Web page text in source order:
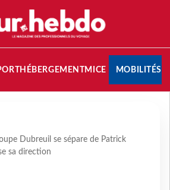
HÉBERGEMENTMICE MOBILITÉS
Dubreuil se sépare de Patrick
sa direction